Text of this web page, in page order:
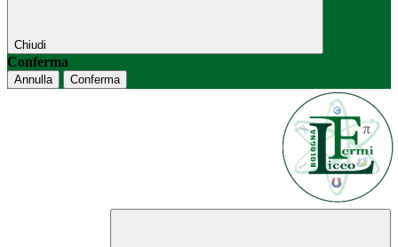
Chiudi
Conferma
Annulla Conferma